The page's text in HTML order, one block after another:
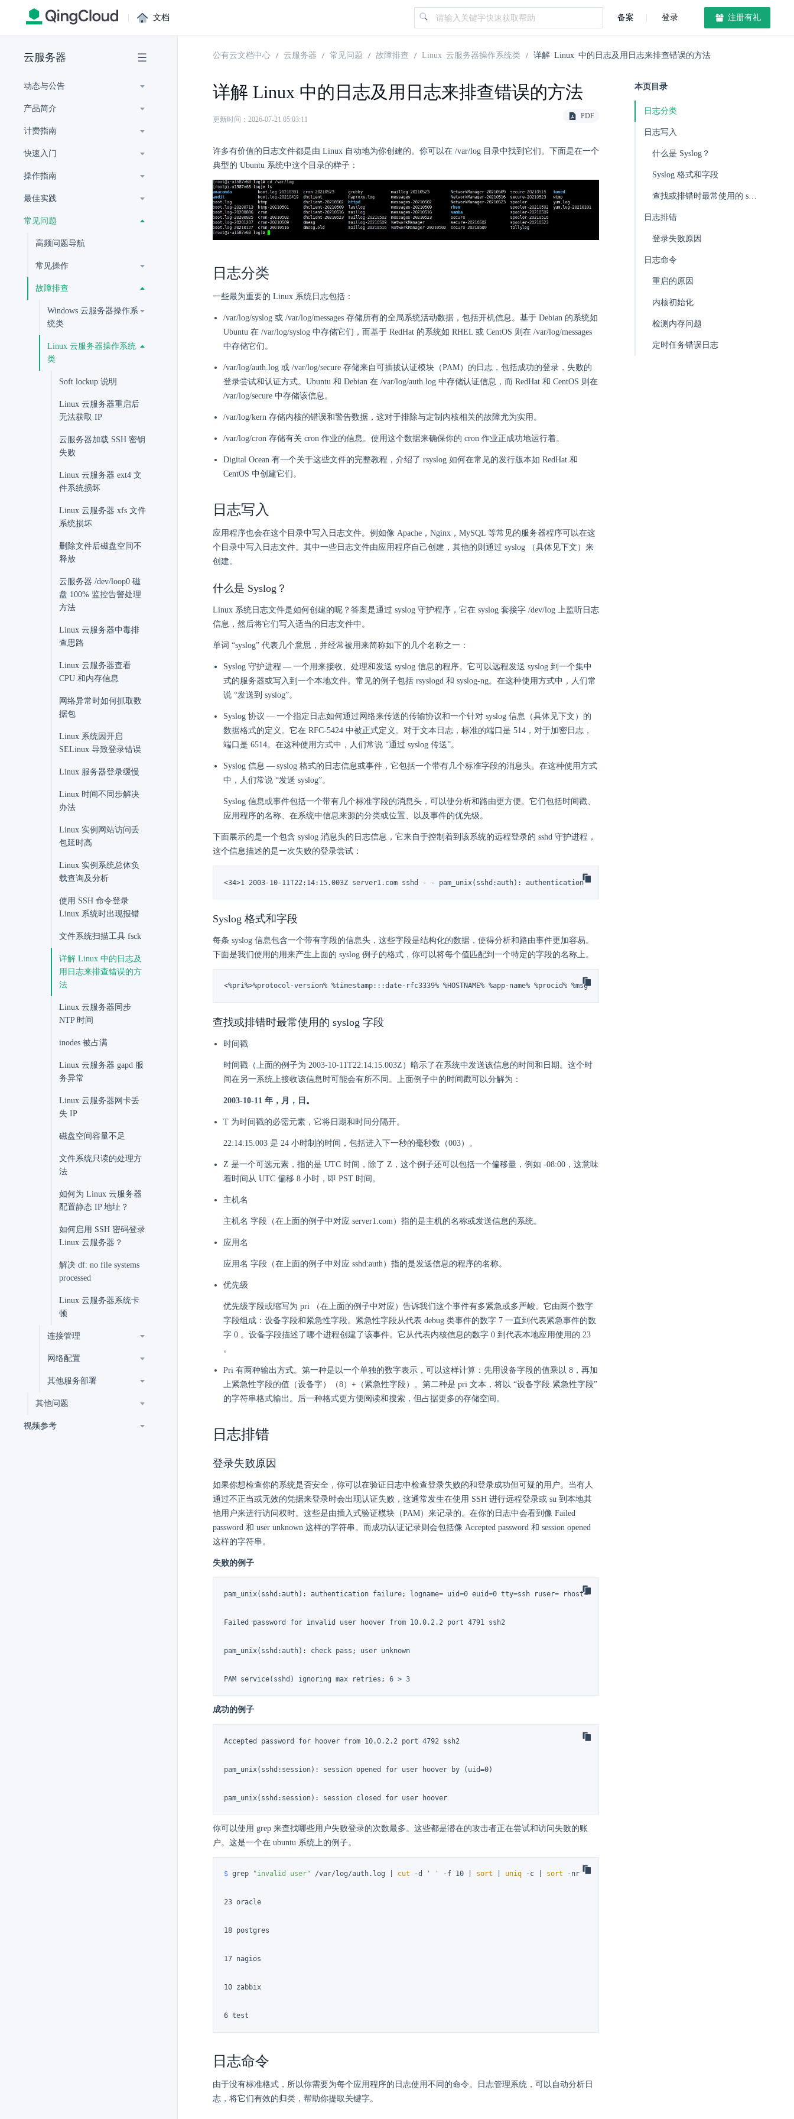
| 文档 备案 登录 注册有礼
云服务器
动态与公告
产品简介
计费指南
快速入门
操作指南
最佳实践
常见问题
高频问题导航
常见操作
故障排查
Windows 云服务器操作系
统类
Linux 云服务器操作系统
类
Soft lockup 说明
Linux 云服务器重启后
无法获取 IP
云服务器加载 SSH 密钥
失败
Linux 云服务器 ext4 文
件系统损坏
Linux 云服务器 xfs 文件
系统损坏
删除文件后磁盘空间不
释放
云服务器 /dev/loop0 磁
盘 100% 监控告警处理
方法
Linux 云服务器中毒排
查思路
Linux 云服务器查看
CPU 和内存信息
网络异常时如何抓取数
据包
Linux 系统因开启
SELinux 导致登录错误
Linux 服务器登录缓慢
Linux 时间不同步解决
办法
Linux 实例网站访问丢
包延时高
Linux 实例系统总体负
载查询及分析
使用 SSH 命令登录
Linux 系统时出现报错
文件系统扫描工具 fsck
详解 Linux 中的日志及
用日志来排查错误的方
法
Linux 云服务器同步
NTP 时间
inodes 被占满
Linux 云服务器 gapd 服
务异常
Linux 云服务器网卡丢
失 IP
磁盘空间容量不足
文件系统只读的处理方
法
如何为 Linux 云服务器
配置静态 IP 地址？
如何启用 SSH 密码登录
Linux 云服务器？
解决 df: no file systems
processed
Linux 云服务器系统卡
顿
连接管理
网络配置
其他服务部署
其他问题
视频参考
公有云文档中心 云服务器 常见问题 故障排查 Linux 云服务器操作系统类 详解 Linux 中的日志及用日志来排查错误的方法
详解 Linux 中的日志及用日志来排查错误的方法
更新时间：2026-07-21 05:03:11 PDF
许多有价值的日志文件都是由 Linux 自动地为你创建的。你可以在 /var/log 目录中找到它们。下面是在一个
典型的 Ubuntu 系统中这个目录的样子：
日志分类
一些最为重要的 Linux 系统日志包括：
/var/log/syslog 或 /var/log/messages 存储所有的全局系统活动数据，包括开机信息。基于 Debian 的系统如
Ubuntu 在 /var/log/syslog 中存储它们，而基于 RedHat 的系统如 RHEL 或 CentOS 则在 /var/log/messages
中存储它们。
/var/log/auth.log 或 /var/log/secure 存储来自可插拔认证模块（PAM）的日志，包括成功的登录，失败的
登录尝试和认证方式。Ubuntu 和 Debian 在 /var/log/auth.log 中存储认证信息，而 RedHat 和 CentOS 则在
/var/log/secure 中存储该信息。
/var/log/kern 存储内核的错误和警告数据，这对于排除与定制内核相关的故障尤为实用。
/var/log/cron 存储有关 cron 作业的信息。使用这个数据来确保你的 cron 作业正成功地运行着。
Digital Ocean 有一个关于这些文件的完整教程，介绍了 rsyslog 如何在常见的发行版本如 RedHat 和
CentOS 中创建它们。
日志写入
应用程序也会在这个目录中写入日志文件。例如像 Apache，Nginx，MySQL 等常见的服务器程序可以在这
个目录中写入日志文件。其中一些日志文件由应用程序自己创建，其他的则通过 syslog （具体见下文）来
创建。
什么是 Syslog？
Linux 系统日志文件是如何创建的呢？答案是通过 syslog 守护程序，它在 syslog 套接字 /dev/log 上监听日志
信息，然后将它们写入适当的日志文件中。
单词 “syslog” 代表几个意思，并经常被用来简称如下的几个名称之一：
Syslog 守护进程 — 一个用来接收、处理和发送 syslog 信息的程序。它可以远程发送 syslog 到一个集中
式的服务器或写入到一个本地文件。常见的例子包括 rsyslogd 和 syslog-ng。在这种使用方式中，人们常
说 “发送到 syslog”。
Syslog 协议 — 一个指定日志如何通过网络来传送的传输协议和一个针对 syslog 信息（具体见下文）的
数据格式的定义。它在 RFC-5424 中被正式定义。对于文本日志，标准的端口是 514，对于加密日志，
端口是 6514。在这种使用方式中，人们常说 “通过 syslog 传送”。
Syslog 信息 — syslog 格式的日志信息或事件，它包括一个带有几个标准字段的消息头。在这种使用方式
中，人们常说 “发送 syslog”。
Syslog 信息或事件包括一个带有几个标准字段的消息头，可以使分析和路由更方便。它们包括时间戳、
应用程序的名称、在系统中信息来源的分类或位置、以及事件的优先级。
下面展示的是一个包含 syslog 消息头的日志信息，它来自于控制着到该系统的远程登录的 sshd 守护进程，
这个信息描述的是一次失败的登录尝试：
<34>1 2003-10-11T22:14:15.003Z server1.com sshd - - pam_unix(sshd:auth): authentication failure; logname= uid=0 euid=0 tty=ssh ruser=
Syslog 格式和字段
每条 syslog 信息包含一个带有字段的信息头，这些字段是结构化的数据，使得分析和路由事件更加容易。
下面是我们使用的用来产生上面的 syslog 例子的格式，你可以将每个值匹配到一个特定的字段的名称上。
<%pri%>%protocol-version% %timestamp:::date-rfc3339% %HOSTNAME% %app-name% %procid% %msgid% %msg%n
查找或排错时最常使用的 syslog 字段
时间戳
时间戳（上面的例子为 2003-10-11T22:14:15.003Z）暗示了在系统中发送该信息的时间和日期。这个时
间在另一系统上接收该信息时可能会有所不同。上面例子中的时间戳可以分解为：
2003-10-11 年，月，日。
T 为时间戳的必需元素，它将日期和时间分隔开。
22:14:15.003 是 24 小时制的时间，包括进入下一秒的毫秒数（003）。
Z 是一个可选元素，指的是 UTC 时间，除了 Z，这个例子还可以包括一个偏移量，例如 -08:00，这意味
着时间从 UTC 偏移 8 小时，即 PST 时间。
主机名
主机名 字段（在上面的例子中对应 server1.com）指的是主机的名称或发送信息的系统。
应用名
应用名 字段（在上面的例子中对应 sshd:auth）指的是发送信息的程序的名称。
优先级
优先级字段或缩写为 pri （在上面的例子中对应）告诉我们这个事件有多紧急或多严峻。它由两个数字
字段组成：设备字段和紧急性字段。紧急性字段从代表 debug 类事件的数字 7 一直到代表紧急事件的数
字 0 。设备字段描述了哪个进程创建了该事件。它从代表内核信息的数字 0 到代表本地应用使用的 23
。
Pri 有两种输出方式。第一种是以一个单独的数字表示，可以这样计算：先用设备字段的值乘以 8，再加
上紧急性字段的值（设备字）（8）+（紧急性字段）。第二种是 pri 文本，将以 “设备字段.紧急性字段”
的字符串格式输出。后一种格式更方便阅读和搜索，但占据更多的存储空间。
日志排错
登录失败原因
如果你想检查你的系统是否安全，你可以在验证日志中检查登录失败的和登录成功但可疑的用户。当有人
通过不正当或无效的凭据来登录时会出现认证失败，这通常发生在使用 SSH 进行远程登录或 su 到本地其
他用户来进行访问权时。这些是由插入式验证模块（PAM）来记录的。在你的日志中会看到像 Failed
password 和 user unknown 这样的字符串。而成功认证记录则会包括像 Accepted password 和 session opened
这样的字符串。
失败的例子
pam_unix(sshd:auth): authentication failure; logname= uid=0 euid=0 tty=ssh ruser= rhost=10.0.2.2
Failed password for invalid user hoover from 10.0.2.2 port 4791 ssh2
pam_unix(sshd:auth): check pass; user unknown
PAM service(sshd) ignoring max retries; 6 > 3
成功的例子
Accepted password for hoover from 10.0.2.2 port 4792 ssh2
pam_unix(sshd:session): session opened for user hoover by (uid=0)
pam_unix(sshd:session): session closed for user hoover
你可以使用 grep 来查找哪些用户失败登录的次数最多。这些都是潜在的攻击者正在尝试和访问失败的账
户。这是一个在 ubuntu 系统上的例子。
$ grep "invalid user" /var/log/auth.log | cut -d ' ' -f 10 | sort uniq -c | sort -nr
23 oracle
18 postgres
17 nagios
10 zabbix
6 test
日志命令
由于没有标准格式，所以你需要为每个应用程序的日志使用不同的命令。日志管理系统，可以自动分析日
志，将它们有效的归类，帮助你提取关键字。
本页目录
日志分类
日志写入
什么是 Syslog？
Syslog 格式和字段
查找或排错时最常使用的 syslog 字段
日志排错
登录失败原因
日志命令
重启的原因
内核初始化
检测内存问题
定时任务错误日志